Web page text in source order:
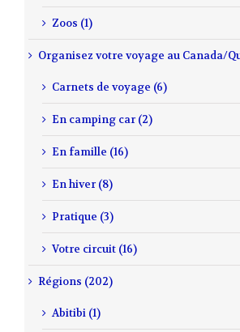
Zoos (1)
Organisez votre voyage au Canada/
Carnets de voyage (6)
En camping car (2)
En famille (16)
En hiver (8)
Pratique (3)
Votre circuit (16)
Régions (202)
Abitibi (1)